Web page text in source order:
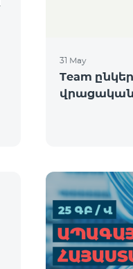
31 May
Team
վրացական